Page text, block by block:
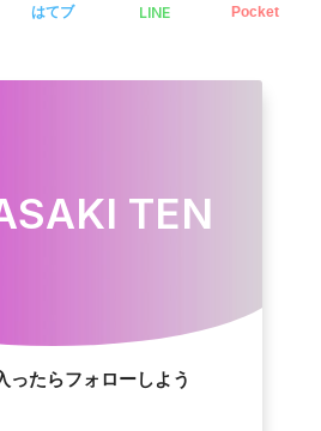
はてブ LINE Pocket
TEN
ったらフォローしよう